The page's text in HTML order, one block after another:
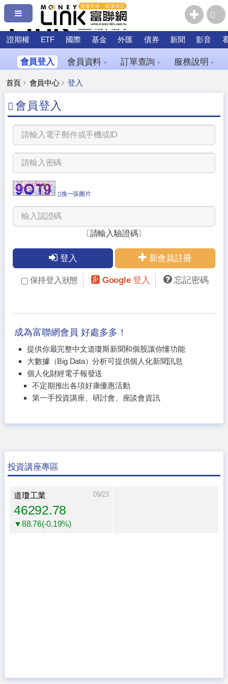
證期權 ETF 國際 基金 外匯 債券 新聞 影音
會員登入 會員資料 ▼ 訂單查詢 ▼ 服務說明 ▼
首頁 會員中心 登入
會員登入
換一張圖片
〔請輸入驗證碼〕
登入 新會員註冊
保持登入狀態 Google 登入 忘記密碼
成為富聯網會員 好處多多！
提供你最完整中文道瓊斯新聞和個股讓你懂功能
大數據（Big Data）分析可提供個人化新聞訊息
個人化財經電子報發送
不定期推出各項好康優惠活動
第一手投資講座、研討會、座談會資訊
投資講座專區
道瓊工業 09/23
46292.78
▼88.76(-0.19%)